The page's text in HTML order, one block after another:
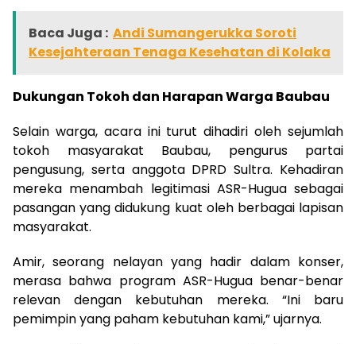
Baca Juga : Andi Sumangerukka Soroti
Kesejahteraan Tenaga Kesehatan di Kolaka
Dukungan Tokoh dan Harapan Warga Baubau
Selain warga, acara ini turut dihadiri oleh sejumlah
tokoh masyarakat Baubau, pengurus partai
pengusung, serta anggota DPRD Sultra. Kehadiran
mereka menambah legitimasi ASR-Hugua sebagai
pasangan yang didukung kuat oleh berbagai lapisan
masyarakat.
Amir, seorang nelayan yang hadir dalam konser,
merasa bahwa program ASR-Hugua benar-benar
relevan dengan kebutuhan mereka. “Ini baru
pemimpin yang paham kebutuhan kami,” ujarnya.